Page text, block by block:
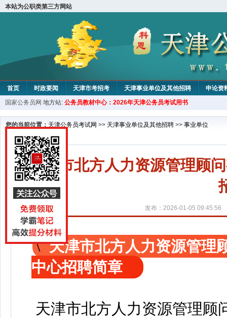
本站为公职类第三方网站
首页 时政要闻 天津市考招考 天津事业单位及其他招聘 申论资
教材中心
国家公务员网 地方站: 公务员教材中心：2026年天津公务员考试用书
您的当前位置： 天津公务员考试网 >> 天津事业单位及其他招聘 >> 事业单位
天津市北方人力资源管理顾
发布：2026-01-05 09:45:56
天津市北方人力资源管理
中心招聘简章
天津市北方人力资源管理顾